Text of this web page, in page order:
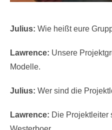
Julius: Wie heißt eure
Lawrence: Unsere
Modelle.
Julius: Wer sind die
Lawrence: Die Projektleiter